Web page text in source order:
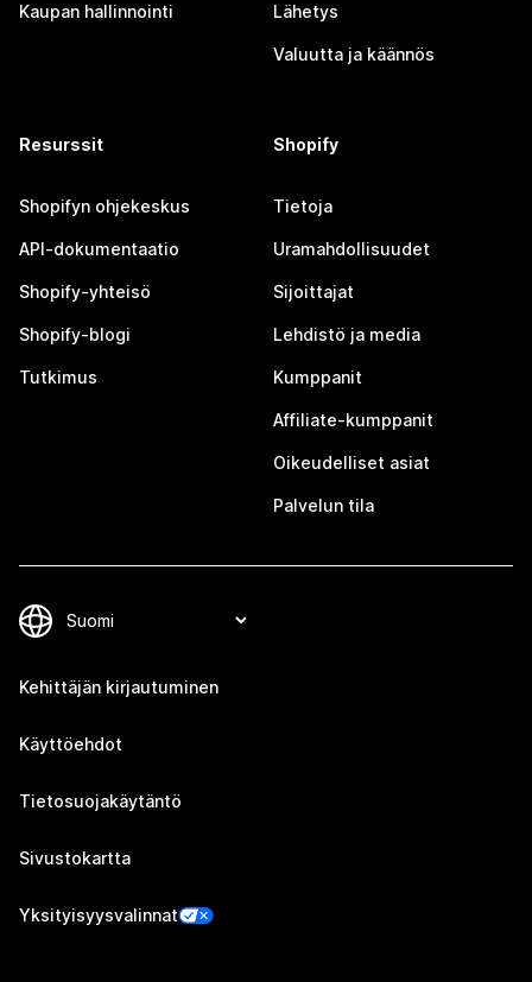
Kaupan hallinnointi Lähetys
Valuutta ja käännös
Resurssit
Shopifyn ohjekeskus
API-dokumentaatio
Shopify-yhteisö
Shopify-blogi
Tutkimus
Shopify
Tietoja
Uramahdollisuudet
Sijoittajat
Lehdistö ja media
Kumppanit
Affiliate-kumppanit
Oikeudelliset asiat
Palvelun tila
Kehittäjän kirjautuminen
Käyttöehdot
Tietosuojakäytäntö
Sivustokartta
Yksityisyysvalinnat